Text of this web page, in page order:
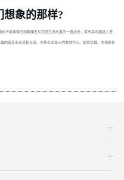
想象的那样?
污染事情的频繁爆发与百姓生活水准的一直进步，家用净水器进入更
的普及率还是相当低，市场有非常大的发展空间，前景优越。市场报告